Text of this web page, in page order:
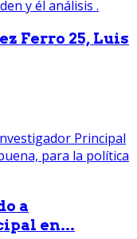
Ferro 25, Luis
a
en...